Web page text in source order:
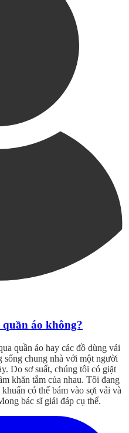
áo không?
quần áo hay các đồ dùng vải
chung nhà với một người
Do sơ suất, chúng tôi có giặt
khăn tắm của nhau. Tôi đang
có thể bám vào sợi vải và
bác sĩ giải đáp cụ thể.